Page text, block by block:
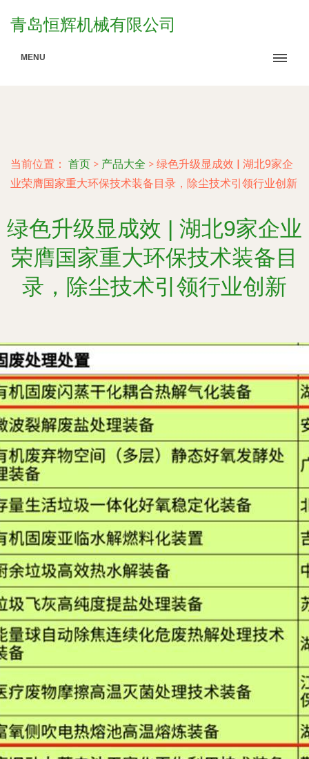
青岛恒辉机械有限公司
MENU
当前位置： 首页 > 产品大全 > 绿色升级显成效 | 湖北9家企
业荣膺国家重大环保技术装备目录，除尘技术引领行业创新
绿色升级显成效 | 湖北9家企业
荣膺国家重大环保技术装备目
录，除尘技术引领行业创新